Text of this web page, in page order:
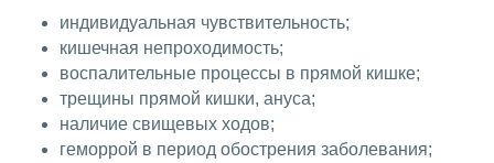
индивидуальная чувствительность;
кишечная непроходимость;
воспалительные процессы в прямой кишке;
трещины прямой кишки, ануса;
наличие свищевых ходов;
геморрой в период обострения заболевания;